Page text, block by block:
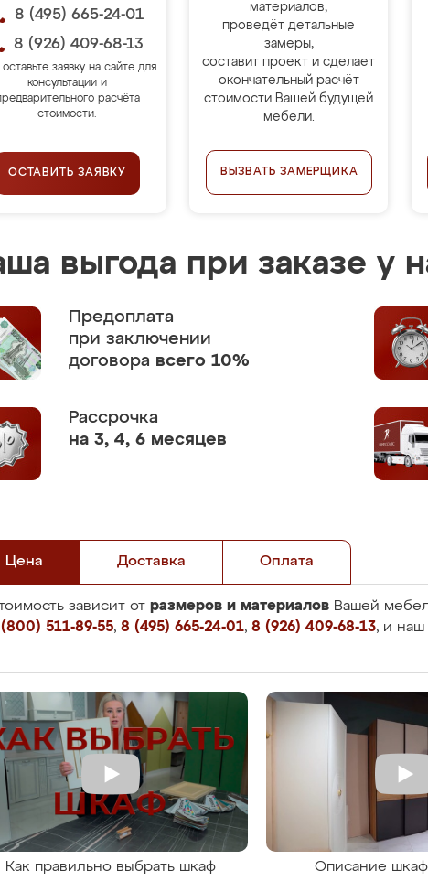
8 (495) 665-24-01
8 (926) 409-68-13
заявку на сайте для
консультации и
расчёта
стоимости.
ОСТАВИТЬ ЗАЯВКУ
материалов,
проведёт детальные
замеры,
составит проект и сделает
окончательный расчёт
стоимости Вашей будущей
мебели.
ВЫЗВАТЬ ЗАМЕРЩИКА
выгода при заказе у
Предоплата
при заключении
договора всего 10%
Рассрочка
на 3, 4, 6 месяцев
Цена Доставка Оплата
зависит от размеров и материалов Вашей
511-89-55, 8 (495) 665-24-01, 8 (926) 409-68-13, и наш
Как правильно выбрать шкаф
Описание